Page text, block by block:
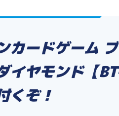
カードゲーム
イヤモンド【
くぞ！